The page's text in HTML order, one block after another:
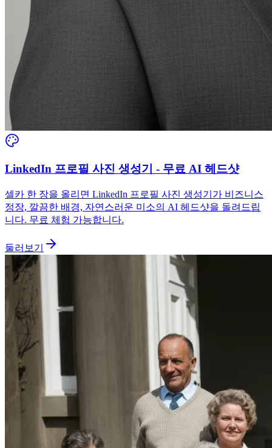
LinkedIn 프로필 사진 생성기 - 무료 AI 헤드샷
셀카 한 장을 올리면 LinkedIn 프로필 사진 생성기가 비즈니스
정장, 깔끔한 배경, 자연스러운 미소의 AI 헤드샷을 돌려드립
니다. 무료 체험 가능합니다.
둘러보기